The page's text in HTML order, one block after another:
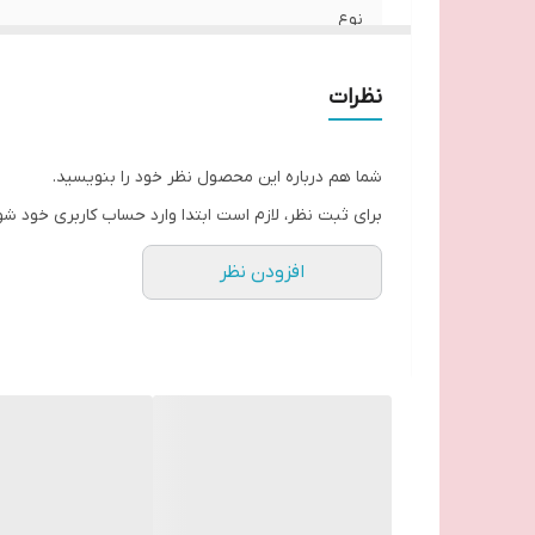
نوع
نظرات
شما هم درباره این محصول نظر خود را بنویسید.
برای ثبت نظر، لازم است ابتدا وارد حساب کاربری خود
افزودن نظر